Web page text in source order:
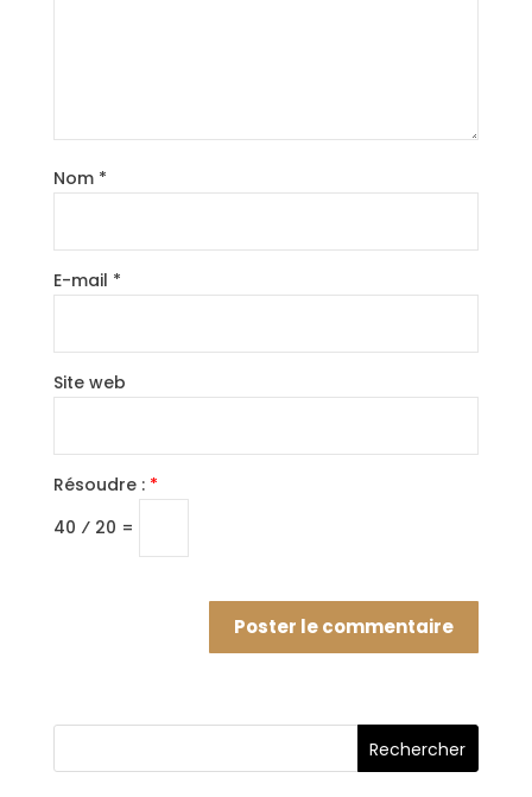
Nom *
E-mail *
Site web
Résoudre : *
40 ⁄ 20 =